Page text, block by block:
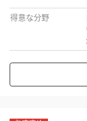
得意な分野